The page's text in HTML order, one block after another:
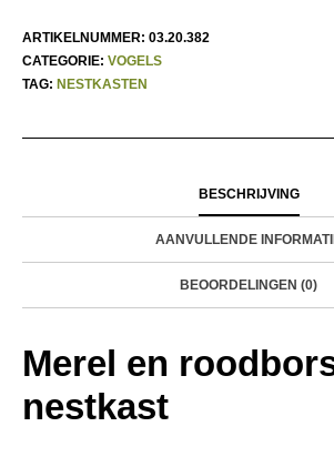
ARTIKELNUMMER: 03.20.382
CATEGORIE: VOGELS
TAG: NESTKASTEN
BESCHRIJVING
AANVULLENDE
BEOORDELINGEN (0)
Merel en
nestkast